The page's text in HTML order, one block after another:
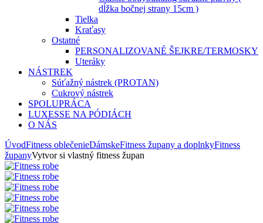
dĺžka bočnej strany 15cm )
Tielka
Kraťasy
Ostatné
PERSONALIZOVANÉ ŠEJKRE/TERMOSKY
Uteráky
NÁSTREK
Súťažný nástrek (PROTAN)
Cukrový nástrek
SPOLUPRÁCA
LUXESSE NA PÓDIÁCH
O NÁS
ÚvodFitness oblečenieDámskeFitness župany a doplnkyFitness
županyVytvor si vlastný fitness župan